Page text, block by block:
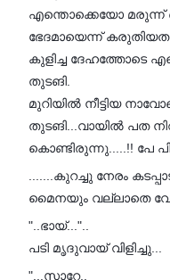
എന്തൊക്കെയോ മരുന്ന്
ഭേദമായെന്ന്
കുളിച്ച ദേഹത്തോടെ
തുടങി.
മുറിയിൽ നീട്ടിയ
തുടങി...വായിൽ പത
കൊണ്ടിരുന്നു.....!! പേ
.......കുറച്ചു നേരം
മൈനയും വല്ലാതെ
"..ഭായ്..."..
പടി മൃദുവായ് വിളിച്ചു...
"...സാറേ..